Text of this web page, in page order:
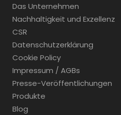
Das Unternehmen
Nachhaltigkeit und Exzellenz
CSR
Datenschutzerklärung
Cookie Policy
Impressum / AGBs
Presse-Veröffentlichungen
Produkte
Blog